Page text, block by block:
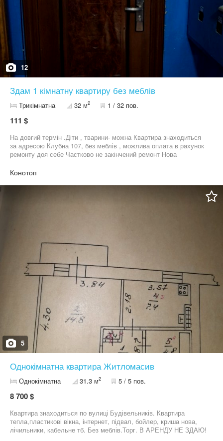
12
Здам 1 кімнатну квартиру без меблів
Трикімнатна 32 м2 1 / 32 пов.
111 $
На довгий термін .Діти , тварини- можна Квартира знаходиться
за адресою Клубна 107, без меблів , можлива оплата в рахунок
ремонту доя себе Частково не закінчений ремонт Нова
каналізаційні Повністю пошпакльована квартира Світла , не
Конотоп
5
Однокімнатна квартира Житломасив
Однокімнатна 31.3 м2 5 / 5 пов.
8 700 $
Квартира знаходиться по вулиці Будівельників. Квартира
тепла,пластикові вікна, інтернет, підвал, бойлер, криша нова,
лічильники, кабельне тб. Без меблів.Торг. В АРЕНДУ НЕ ЗДАЮ!